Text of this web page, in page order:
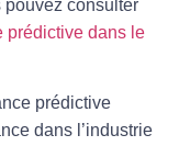
pouvez consulter
prédictive dans le
prédictive
dans l’industrie